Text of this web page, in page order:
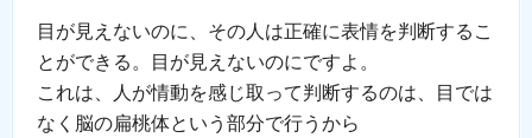
目が見えないのに、その人は正確に表情を判断するこ
とができる。目が見えないのにですよ。
これは、人が情動を感じ取って判断するのは、目では
なく脳の扁桃体という部分で行うから